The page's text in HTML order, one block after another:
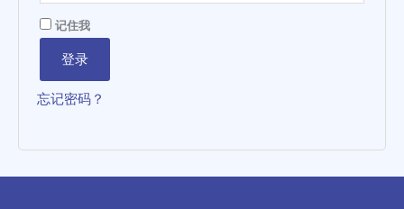
记住我
登录
忘记密码？